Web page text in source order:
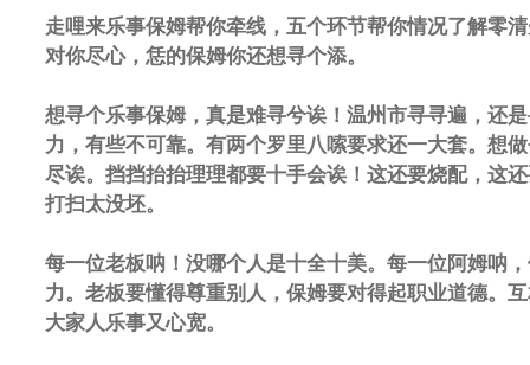
走哩来乐事保姆帮你牵线，五个环节帮你情况了解零
对你尽心，恁的保姆你还想寻个添。
想寻个乐事保姆，真是难寻兮诶！温州市寻寻遍，还
力，有些不可靠。有两个罗里八嗦要求还一大套。想
尽诶。挡挡抬抬理理都要十手会诶！这还要烧配，这
打扫太没坯。
每一位老板呐！没哪个人是十全十美。每一位阿姆呐
力。老板要懂得尊重别人，保姆要对得起职业道德。
大家人乐事又心宽。